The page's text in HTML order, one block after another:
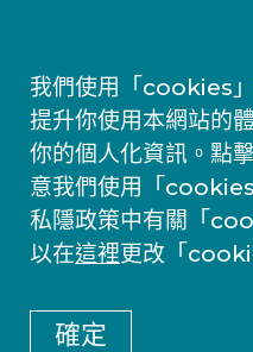
我們使用「cookies
提升你使用本網站的
你的個人化資訊。點
意我們使用「
私隱政策中有關「
以在這裡更改「
確定